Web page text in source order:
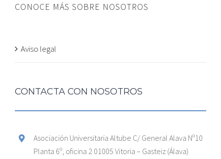
CONOCE MÁS SOBRE NOSOTROS
Aviso legal
CONTACTA CON NOSOTROS
Asociación Universitaria Altube C/ General Alava Nº10
Planta 6º, oficina 2 01005 Vitoria – Gasteiz (Álava)